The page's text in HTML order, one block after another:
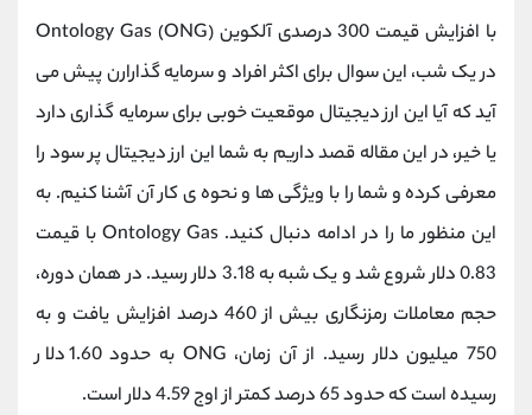
با افزایش قیمت 300 درصدی آلکوین Ontology Gas (ONG)
در یک شب، این سوال برای اکثر افراد و سرمایه گذارارن پیش می
آید که آیا این ارز دیجیتال موقعیت خوبی برای سرمایه گذاری دارد
یا خیر، در این مقاله قصد داریم به شما این ارز دیجیتال پر سود را
معرفی کرده و شما را با ویژگی ها و نحوه ی کار آن آشنا کنیم. به
این منظور ما را در ادامه دنبال کنید. Ontology Gas با قیمت
0.83 دلار شروع شد و یک شبه به 3.18 دلار رسید. در همان دوره،
حجم معاملات رمزنگاری بیش از 460 درصد افزایش یافت و به
750 میلیون دلار رسید. از آن زمان، ONG به حدود 1.60 دلار
رسیده است که حدود 65 درصد کمتر از اوج 4.59 دلار است.